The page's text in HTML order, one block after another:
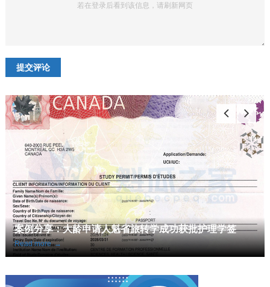
若在登录后看到该信息，请刷新网页
案例分享：大龄申请人魁省旅转学成功获批护理学签
Read more →